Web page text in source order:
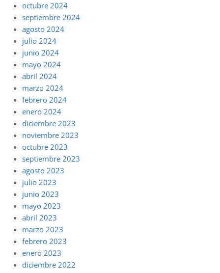
octubre 2024
septiembre 2024
agosto 2024
julio 2024
junio 2024
mayo 2024
abril 2024
marzo 2024
febrero 2024
enero 2024
diciembre 2023
noviembre 2023
octubre 2023
septiembre 2023
agosto 2023
julio 2023
junio 2023
mayo 2023
abril 2023
marzo 2023
febrero 2023
enero 2023
diciembre 2022